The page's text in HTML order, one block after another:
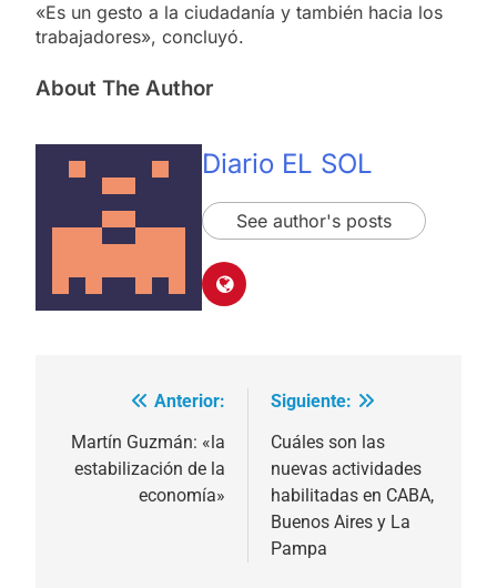
«Es un gesto a la ciudadanía y también hacia los
trabajadores», concluyó.
About The Author
Diario EL SOL
See author's posts
Navegación
de
entradas
Anterior:
Martín Guzmán: «la
estabilización de la
economía»
Siguiente:
Cuáles son las
nuevas actividades
habilitadas en CABA,
Buenos Aires y La
Pampa